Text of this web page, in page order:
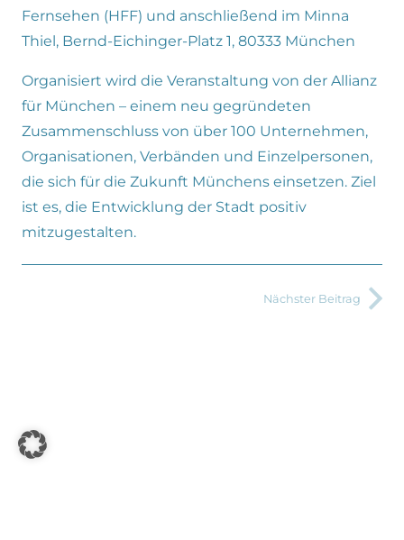
Fernsehen (HFF) und anschließend im Minna
Thiel, Bernd-Eichinger-Platz 1, 80333 München
Organisiert wird die Veranstaltung von der Allianz
für München – einem neu gegründeten
Zusammenschluss von über 100 Unternehmen,
Organisationen, Verbänden und Einzelpersonen,
die sich für die Zukunft Münchens einsetzen. Ziel
ist es, die Entwicklung der Stadt positiv
mitzugestalten.
Nächster Beitrag